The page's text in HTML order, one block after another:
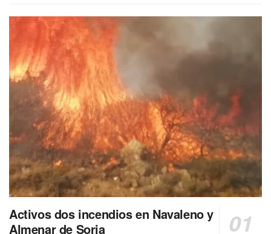
Activos dos incendios en Navaleno y
Almenar de Soria